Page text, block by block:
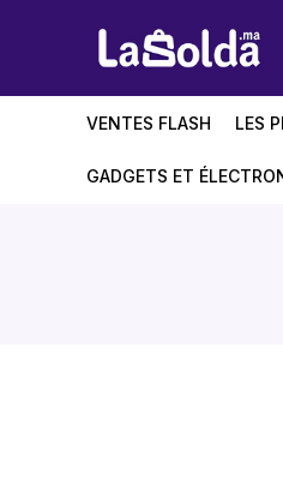
VENTES FLASH LES
GADGETS ET